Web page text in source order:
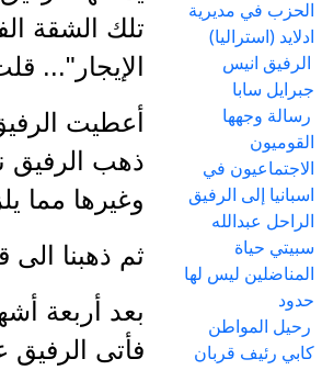
الحزب في مديرية
ادلايد (استراليا)
الرفيق انيس
جبرايل سابا
رسالة وجهها
القوميون
الاجتماعيون في
اسبانيا إلى الرفيق
الراحل عبدالله
سبيتي حياة
المناضلين ليس لها
حدود
رحيل المواطن
كابي رئيف قربان
تلك الشقة
الإيجار"...
ذهب الرفيق
وغيرها مما يلزم
ثم ذهبنا الى
بعد أربعة
فأتى الرفيق